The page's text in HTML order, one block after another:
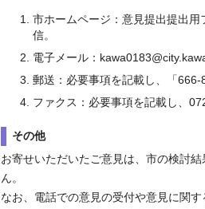
市ホームページ：意見提出提出
信。
電子メール：
郵送：必要事項を記載し、「
ファクス：必要事項を記載し、
その他
お寄せいただいたご意見は、市の検討
ん。
なお、電話での意見の受付や意見に関